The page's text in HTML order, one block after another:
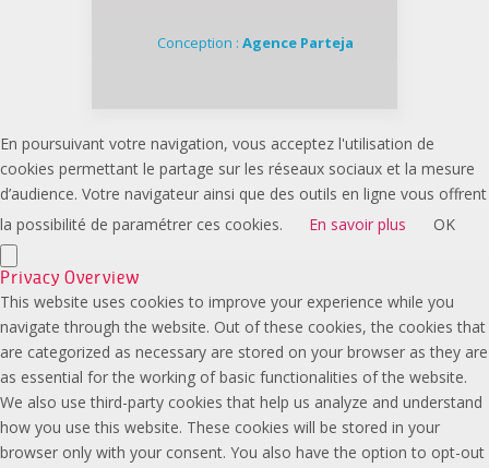
Conception : Agence Parteja
En poursuivant votre navigation, vous acceptez l'utilisation de
cookies permettant le partage sur les réseaux sociaux et la mesure
d’audience. Votre navigateur ainsi que des outils en ligne vous offrent
la possibilité de paramétrer ces cookies.
En savoir plus OK
Privacy Overview
This website uses cookies to improve your experience while you
navigate through the website. Out of these cookies, the cookies that
are categorized as necessary are stored on your browser as they are
as essential for the working of basic functionalities of the website.
We also use third-party cookies that help us analyze and understand
how you use this website. These cookies will be stored in your
browser only with your consent. You also have the option to opt-out